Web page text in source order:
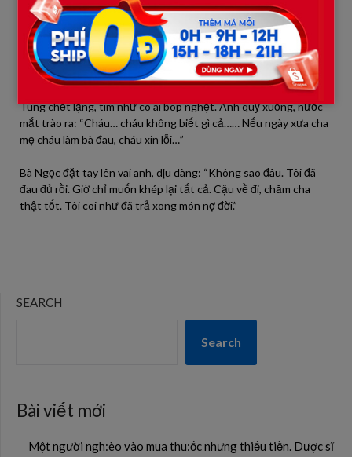
người hàng xóm nhà cậu làm thuê ở nhà tôi tình cờ nói về
chuyện nhà cậu, giở ảnh cậu ra tôi đã quá sốc. Đó là lý do tôi cho
cậu lựa chọn cưới tôi, để nhận tiền cứu cha. Không phải để làm
nhục, mà để ông ấy biết, người ông ta từng bỏ rơi năm xưa vẫn
đủ sức cứu lại chính sự sống cho ông ấy.”
Tùng chết lặng, tim như có ai bóp nghẹt. Anh quỳ xuống, nước
mắt trào ra: “Cháu… cháu không biết gì cả…… Nếu ngày xưa cha
mẹ cháu làm bà đau, cháu xin lỗi…”
Bà Ngọc đặt tay lên vai anh, dịu dàng: “Không sao đâu. Tôi đã
đau đủ rồi. Giờ chỉ muốn khép lại tất cả. Cậu về đi, chăm cha
thật tốt. Tôi coi như đã trả xong món nợ đời.”
SEARCH
Search
Bài viết mới
Một người ngh:èo vào mua thu:ốc nhưng thiếu tiền. Dược sĩ